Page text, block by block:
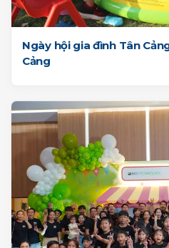
Ngày hội gia đình Tân
Cảng